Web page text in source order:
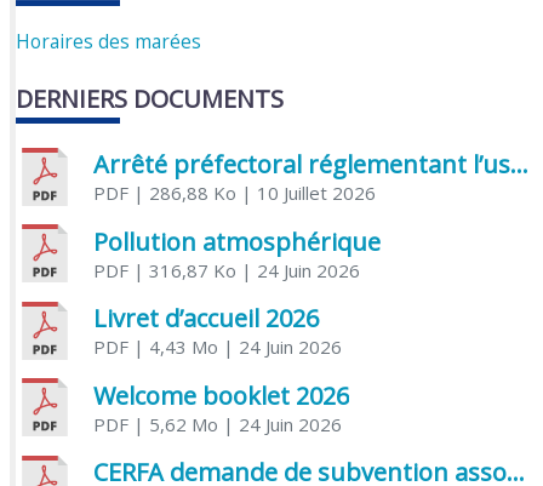
Horaires des marées
DERNIERS DOCUMENTS
Arrêté préfectoral réglementant l’usage de l’eau
PDF| 286,88 Ko | 10 Juillet 2026
Pollution atmosphérique
PDF| 316,87 Ko | 24 Juin 2026
Livret d’accueil 2026
PDF| 4,43 Mo | 24 Juin 2026
Welcome booklet 2026
PDF| 5,62 Mo | 24 Juin 2026
CERFA demande de subvention association